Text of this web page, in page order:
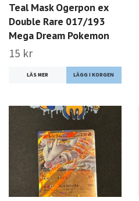
Teal Mask Ogerpon ex
Double Rare 017/193
Mega Dream Pokemon
15 kr
LÄS MER